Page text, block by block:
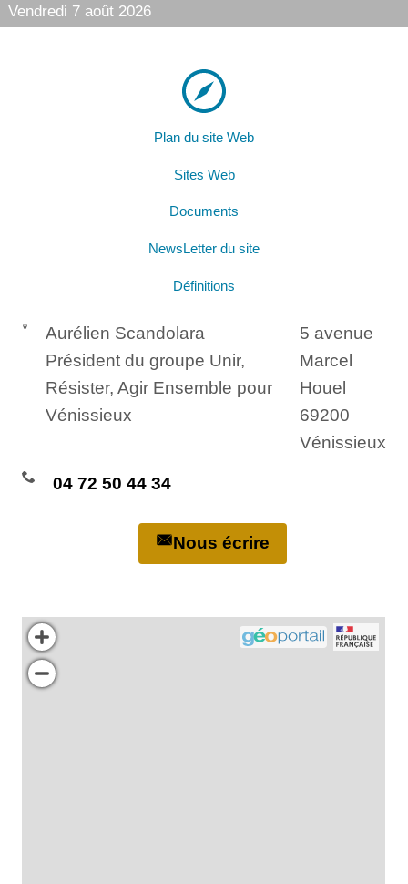
Vendredi 7 août 2026
Plan du site Web
Sites Web
Documents
NewsLetter du site
Définitions
Aurélien Scandolara
Président du groupe Unir,
Résister, Agir Ensemble pour
Vénissieux
5 avenue
Marcel
Houel
69200
Vénissieux
04 72 50 44 34
Nous écrire